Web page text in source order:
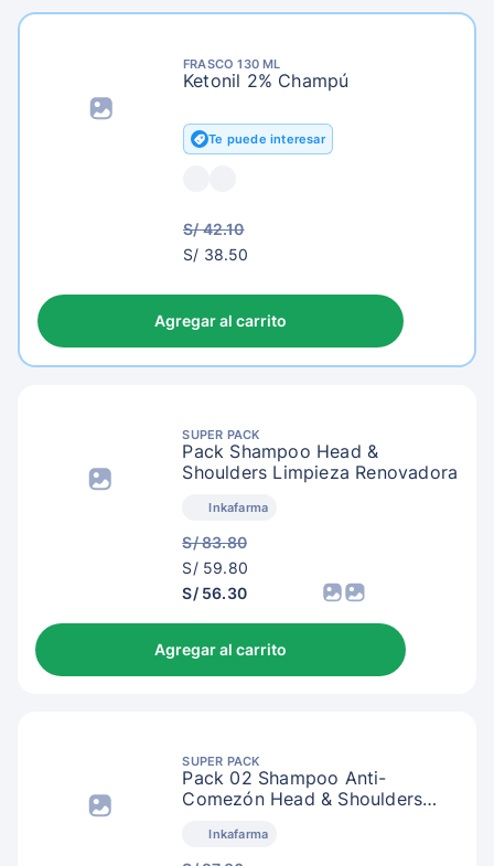
FRASCO 130 ML
Ketonil 2% Champú
Te puede interesar
S/ 42.10
S/
S/ 38.50
Agregar al carrito
SUPER PACK
Pack Shampoo Head &
Shoulders Limpieza Renovadora
Inkafarma
S/ 83.80
S/
62.80
S/ 59.80
S/ 56.30
Agregar al carrito
SUPER PACK
Pack 02 Shampoo Anti-
Comezón Head & Shoulders
Inkafarma